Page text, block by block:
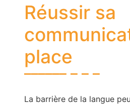
Réussir sa
place
La barrière de la langue